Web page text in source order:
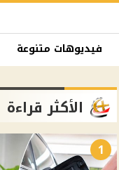
فيديوهات متنوعة
الأكثر قراءة
1